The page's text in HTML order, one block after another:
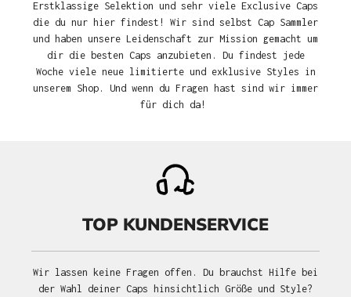
Erstklassige Selektion und sehr viele Exclusive Caps
die du nur hier findest! Wir sind selbst Cap Sammler
und haben unsere Leidenschaft zur Mission gemacht um
dir die besten Caps anzubieten. Du findest jede
Woche viele neue limitierte und exklusive Styles in
unserem Shop. Und wenn du Fragen hast sind wir immer
für dich da!
TOP KUNDENSERVICE
Wir lassen keine Fragen offen. Du brauchst Hilfe bei
der Wahl deiner Caps hinsichtlich Größe und Style?